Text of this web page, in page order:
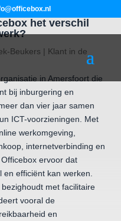
het verschil
Beukers | Klant in de
in Amersfoort die
bij inburgering en
dan vier jaar samen
ICT-voorzieningen. Met
werkomgeving,
internetverbinding en
ervoor dat
efficiënt kan werken.
met facilitaire
vooral de
en